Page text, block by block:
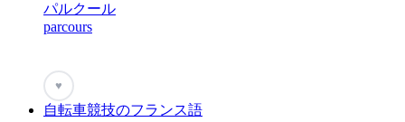
パルクール
parcours
♥
自転車競技のフランス語